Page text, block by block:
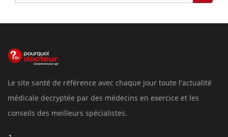
Le site santé de référence avec chaque jour toute l'actualité
médicale decryptée par des médecins en exercice et les
conseils des meilleurs spécialistes.